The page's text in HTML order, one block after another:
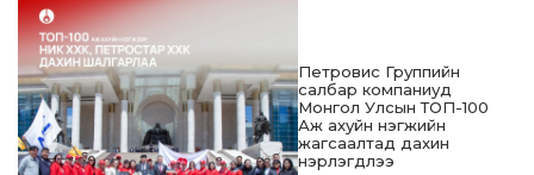
Петровис Группийн
салбар компаниуд
Монгол Улсын ТОП-100
Аж ахуйн нэгжийн
жагсаалтад дахин
нэрлэгдлээ